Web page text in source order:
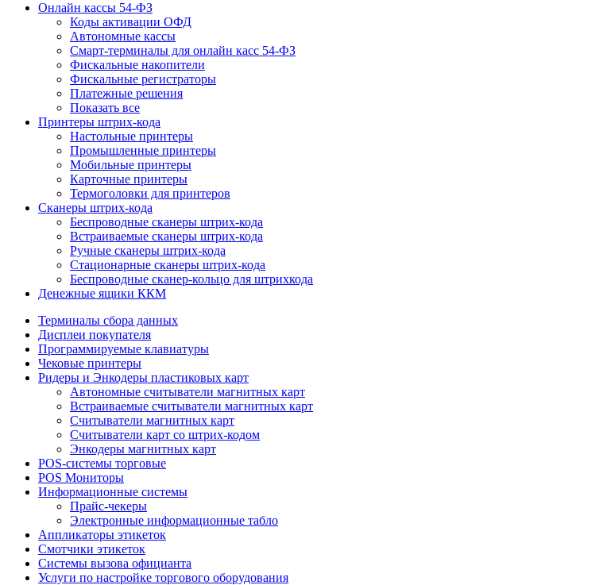
Онлайн кассы 54-ФЗ
Коды активации ОФД
Автономные кассы
Смарт-терминалы для онлайн касс 54-ФЗ
Фискальные накопители
Фискальные регистраторы
Платежные решения
Показать все
Принтеры штрих-кода
Настольные принтеры
Промышленные принтеры
Мобильные принтеры
Карточные принтеры
Термоголовки для принтеров
Сканеры штрих-кода
Беспроводные сканеры штрих-кода
Встраиваемые сканеры штрих-кода
Ручные сканеры штрих-кода
Стационарные сканеры штрих-кода
Беспроводные сканер-кольцо для штрихкода
Денежные ящики ККМ
Терминалы сбора данных
Дисплеи покупателя
Программируемые клавиатуры
Чековые принтеры
Ридеры и Энкодеры пластиковых карт
Автономные считыватели магнитных карт
Встраиваемые считыватели магнитных карт
Считыватели магнитных карт
Считыватели карт со штрих-кодом
Энкодеры магнитных карт
POS-системы торговые
POS Мониторы
Информационные системы
Прайс-чекеры
Электронные информационные табло
Аппликаторы этикеток
Смотчики этикеток
Системы вызова официанта
Услуги по настройке торгового оборудования